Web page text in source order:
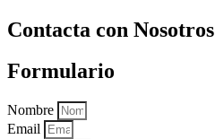
Contacta con Nosotros
Formulario
Nombre
Email